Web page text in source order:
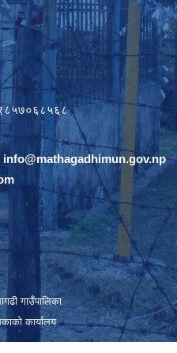
९८५७०६८५६८
info@mathagadhimun.gov.np
गाउँपालिका
कार्यालय